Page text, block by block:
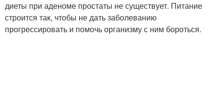
диеты при аденоме простаты не существует. Питание
строится так, чтобы не дать заболеванию
прогрессировать и помочь организму с ним бороться.